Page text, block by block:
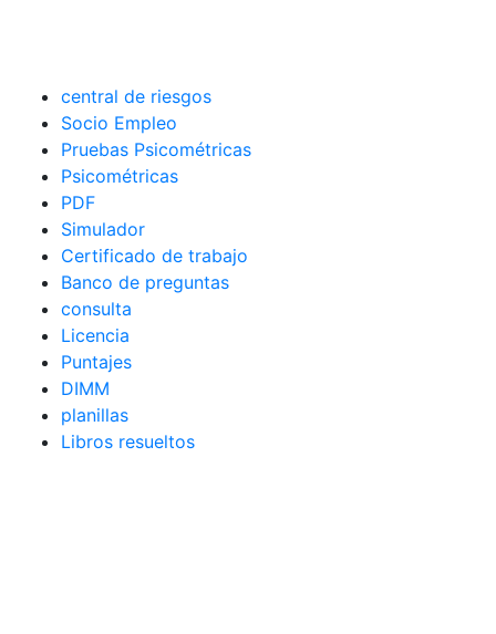
central de riesgos
Socio Empleo
Pruebas Psicométricas
Psicométricas
PDF
Simulador
Certificado de trabajo
Banco de preguntas
consulta
Licencia
Puntajes
DIMM
planillas
Libros resueltos